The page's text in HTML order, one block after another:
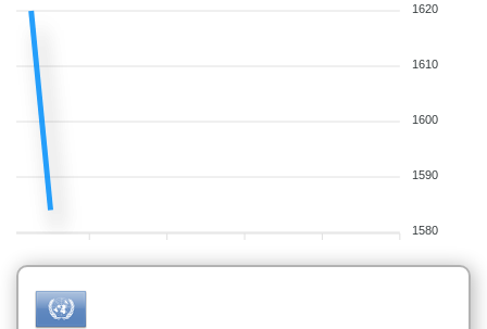
1620
1610
1600
1590
1580